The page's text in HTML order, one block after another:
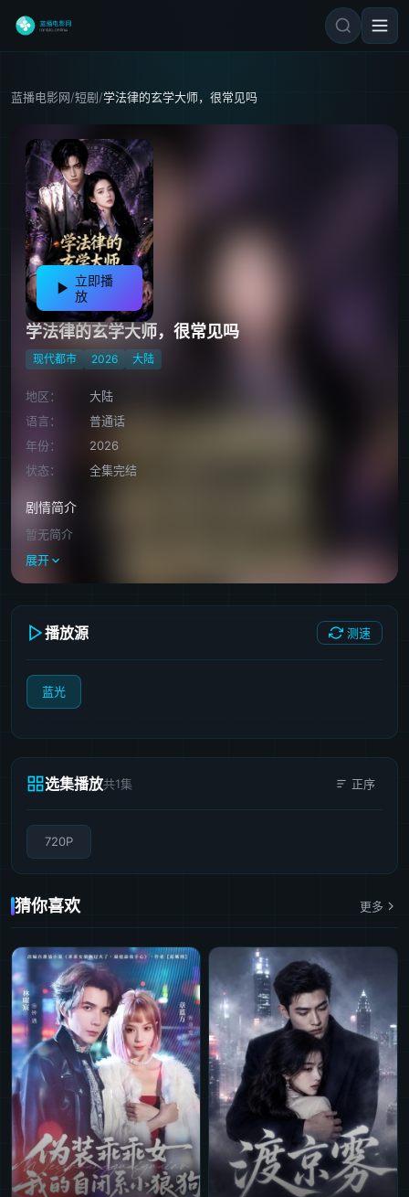
蓝播电影网/短剧/学法律的玄学大师，很常见吗
立即播
放
学法律的玄学大师，很常见吗
现代都市 2026 大陆
地区：
大陆
语言：
普通话
年份：
2026
状态：
全集完结
剧情简介
暂无简介
展开
播放源 测速
蓝光
选集播放共1集 正序
720P
猜你喜欢 更多